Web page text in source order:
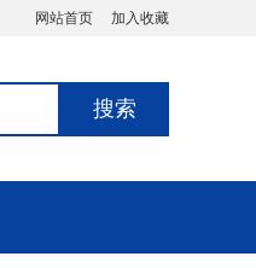
网站首页 加入收藏
搜索